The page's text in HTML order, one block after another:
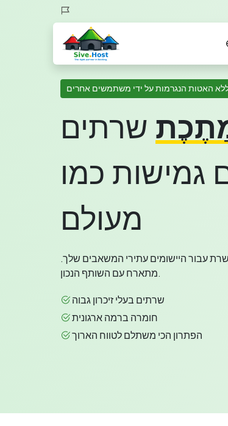
האטות הנגרמות על ידי משתמשים אחרים
שרתים
גמישות כמו
מעולם
עבור היישומים עתירי המשאבים שלך.
מתארח עם השותף הנכון.
שרתים בעלי זיכרון גבוה
חומרה ברמה ארגונית
הפתרון הכי משתלם לטווח הארוך